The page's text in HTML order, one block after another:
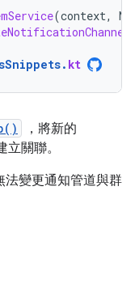
(context,
. kt
，將新的
關聯。
法變更通知管道與群